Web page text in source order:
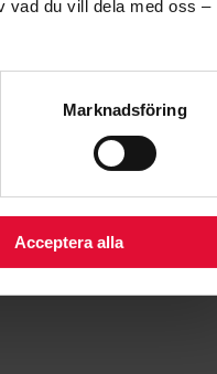
vad du vill dela med oss –
Marknadsföring
Acceptera alla
och andra fossila